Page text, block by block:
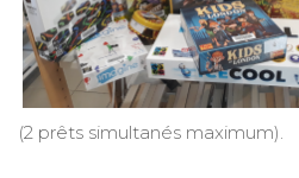
(2 prêts simultanés maximum).